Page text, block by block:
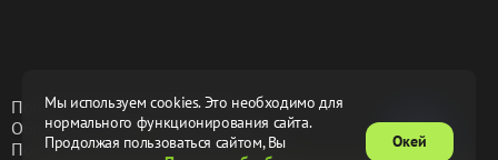
Мы используем cookies. Это необходимо для
нормального функционирования сайта.
Продолжая пользоваться сайтом, Вы
Окей
Политика конфиденциальности
Обработка персональных данных
Пользовательское соглашениеОферта